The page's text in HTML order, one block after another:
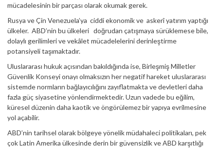
mücadelesinin bir parçası olarak okumak gerek.
Rusya ve Çin Venezuela’ya ciddi ekonomik ve askerî yatırım yaptığı
ülkeler. ABD’nin bu ülkeleri doğrudan çatışmaya sürüklemese bile,
dolaylı gerilimleri ve vekâlet mücadelelerini derinleştirme
potansiyeli taşımaktadır.
Uluslararası hukuk açısından bakıldığında ise, Birleşmiş Milletler
Güvenlik Konseyi onayı olmaksızın her negatif hareket uluslararası
sistemde normların bağlayıcılığını zayıflatmakta ve devletleri daha
fazla güç siyasetine yönlendirmektedir. Uzun vadede bu eğilim,
küresel düzenin daha kaotik ve öngörülemez bir yapıya evrilmesine
yol açabilir.
ABD’nin tarihsel olarak bölgeye yönelik müdahaleci politikaları, pek
çok Latin Amerika ülkesinde derin bir güvensizlik ve ABD karşıtlığı